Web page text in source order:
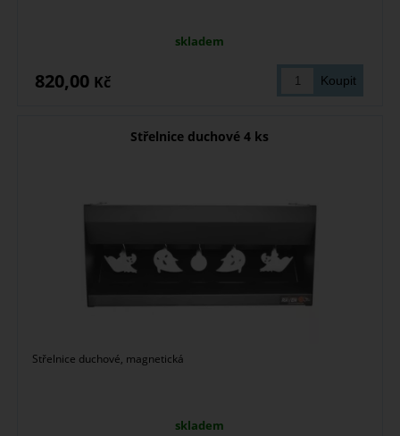
skladem
820,00 Kč
Střelnice duchové 4 ks
Střelnice duchové, magnetická
skladem